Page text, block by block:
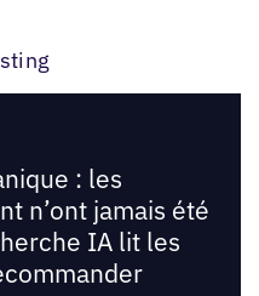
: les
n’ont jamais été
IA lit les